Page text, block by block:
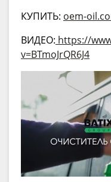
КУПИТЬ: oem-
ВИДЕО: https://
v=BTmoJrQR6J4